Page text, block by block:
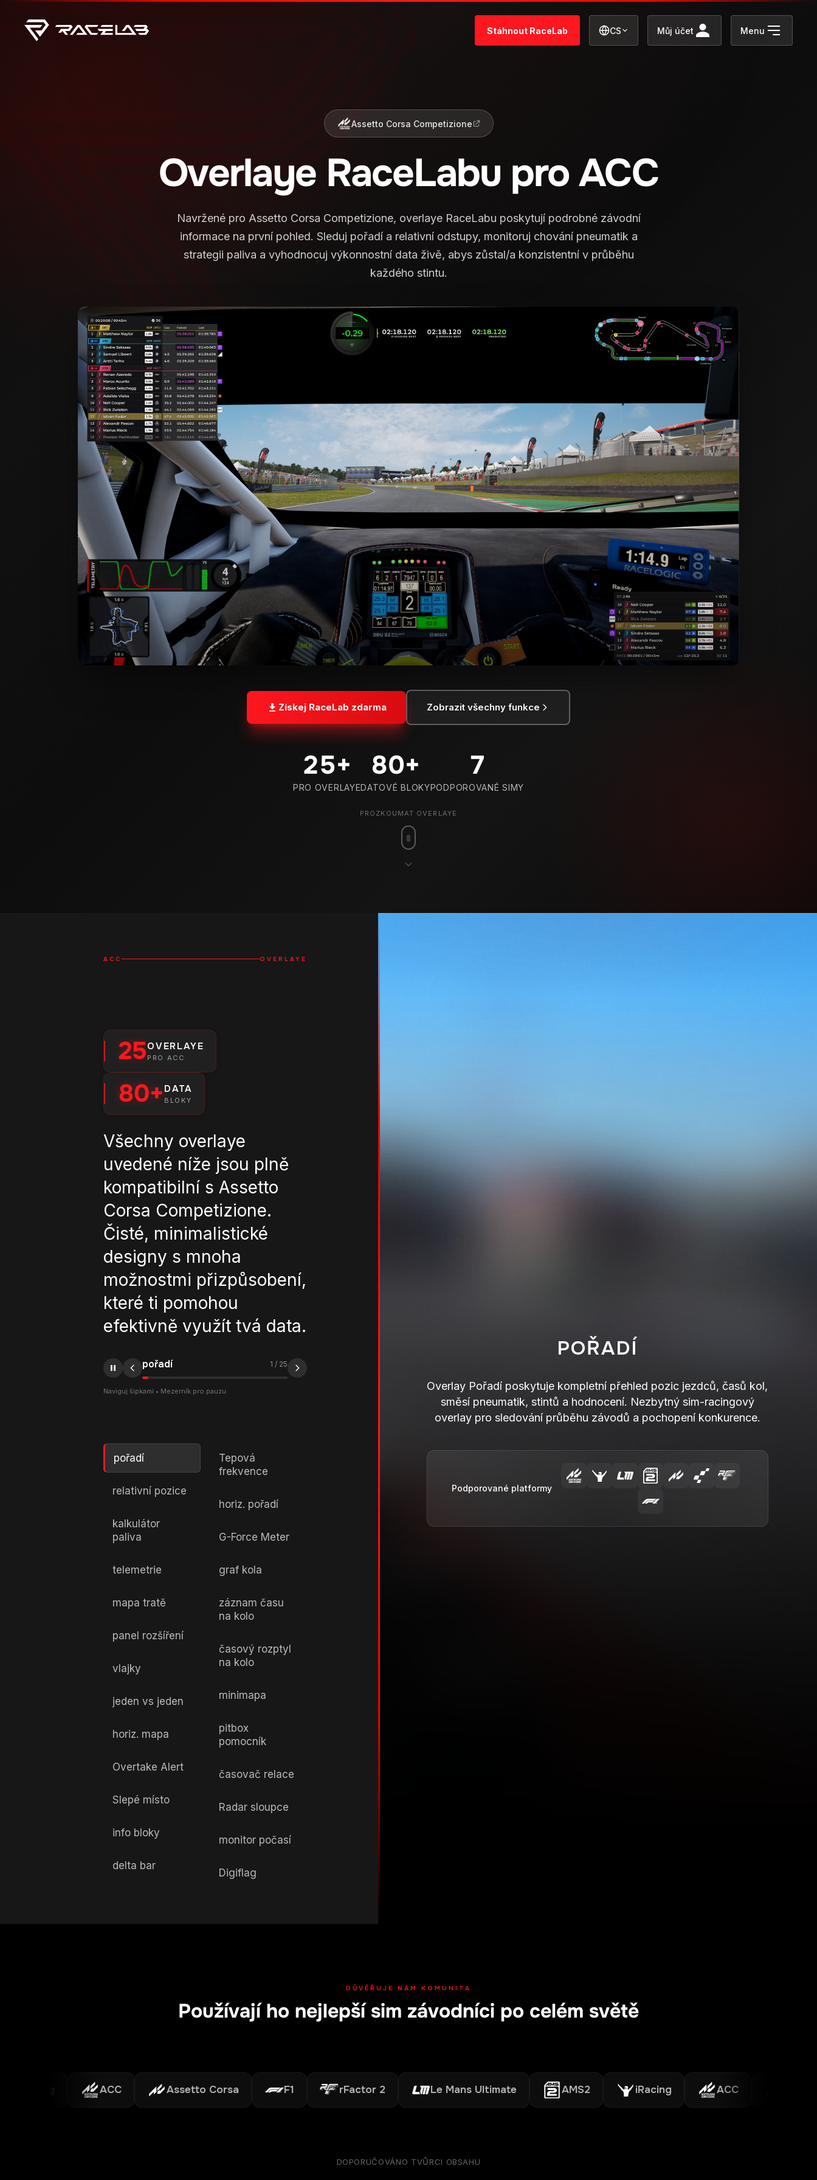
Stáhnout RaceLab CS Můj účet Menu
Assetto Corsa Competizione
Overlaye RaceLabu pro ACC
Navržené pro Assetto Corsa Competizione, overlaye RaceLabu poskytují podrobné závodní
informace na první pohled. Sleduj pořadí a relativní odstupy, monitoruj chování pneumatik a
strategii paliva a vyhodnocuj výkonnostní data živě, abys zůstal/a konzistentní v průběhu
každého stintu.
Získej RaceLab zdarma Zobrazit všechny funkce
25+
PRO OVERLAYE
80+
DATOVÉ BLOKY
7
PODPOROVANÉ SIMY
PROZKOUMAT OVERLAYE
ACC OVERLAYE
25OVERLAYE
PRO ACC
80+ DATA
BLOKY
Všechny overlaye
uvedené níže jsou plně
kompatibilní s Assetto
Corsa Competizione.
Čisté, minimalistické
designy s mnoha
možnostmi přizpůsobení,
které ti pomohou
efektivně využít tvá data.
pořadí 1 / 25
Naviguj šipkami • Mezerník pro pauzu
pořadí
relativní pozice
kalkulátor
paliva
telemetrie
mapa tratě
panel rozšíření
vlajky
jeden vs jeden
horiz. mapa
Overtake Alert
Slepé místo
info bloky
delta bar
Tepová
frekvence
horiz. pořadí
G-Force Meter
graf kola
záznam času
na kolo
časový rozptyl
na kolo
minimapa
pitbox
pomocník
časovač relace
Radar sloupce
monitor počasí
Digiflag
POŘADÍ
Overlay Pořadí poskytuje kompletní přehled pozic jezdců, časů kol,
směsí pneumatik, stintů a hodnocení. Nezbytný sim-racingový
overlay pro sledování průběhu závodů a pochopení konkurence.
Podporované platformy
DŮVĚŘUJE NÁM KOMUNITA
Používají ho nejlepší sim závodníci po celém světě
ACC Assetto Corsa F1 rFactor 2 Le Mans Ultimate AMS2 iRacing ACC
DOPORUČOVÁNO TVŮRCI OBSAHU